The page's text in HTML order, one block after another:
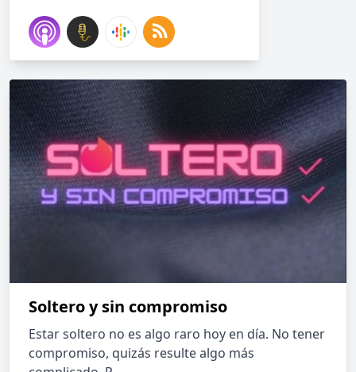
Soltero y sin compromiso
Estar soltero no es algo raro hoy en día. No tener
compromiso, quizás resulte algo más